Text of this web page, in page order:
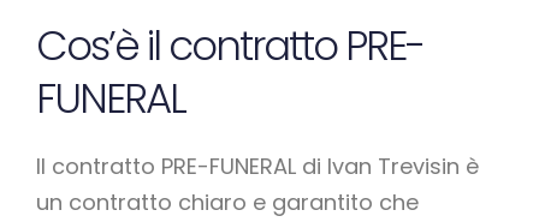
Cos’è il contratto PRE-
FUNERAL
Il contratto PRE-FUNERAL di Ivan Trevisin è
un contratto chiaro e garantito che